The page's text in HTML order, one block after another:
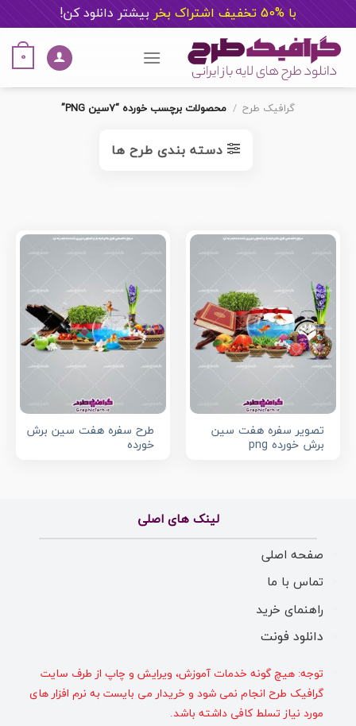
با %50 تخفیف اشتراک بخر بیشتر دانلود کن!
content
0
گرافیک طرح / محصولات برچسب خورده “7سین PNG”
دسته بندی طرح ها
تصویر سفره هفت سین
برش خورده png
طرح سفره هفت سین برش
خورده
لینک های اصلی
صفحه اصلی
تماس با ما
راهنمای خرید
دانلود فونت
توجه: هیچ گونه خدمات آموزش، ویرایش و چاپ از طرف سایت
گرافیک طرح انجام نمی شود و خریدار می بایست به نرم افزار های
مورد نیاز تسلط کافی داشته باشد.